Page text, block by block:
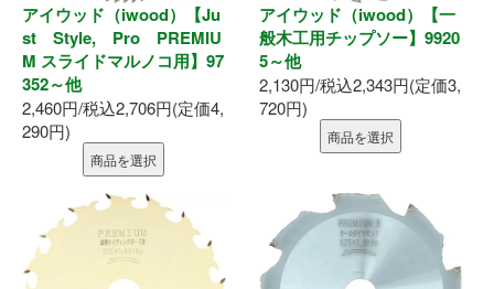
アイウッド（iwood）【Ju
st Style, Pro PREMIU
M スライドマルノコ用】97
352～他
2,460円/税込2,706円(定価4,
290円)
商品を選択
アイウッド（iwood）【一
般木工用チップソー】9920
5～他
2,130円/税込2,343円(定価3,
720円)
商品を選択